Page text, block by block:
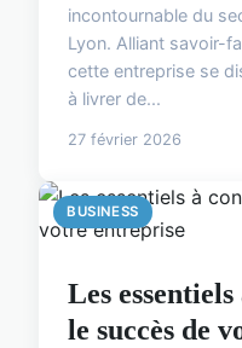
incontournable du
Lyon. Alliant savoir-
cette entreprise se
à livrer de...
27 février 2026
BUSINESS
Les
le succès de